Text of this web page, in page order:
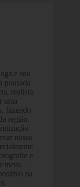
e sou
pousada
realista
uma
fazendo
região.
nossa
e
meus
na